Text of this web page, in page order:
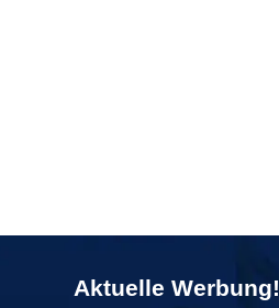
Aktuelle Werbung!